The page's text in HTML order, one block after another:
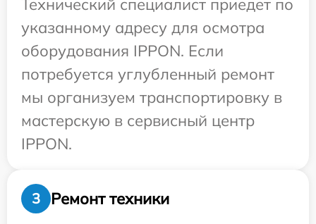
Технический специалист приедет по
указанному адресу для осмотра
оборудования IPPON. Если
потребуется углубленный ремонт
мы организуем транспортировку в
мастерскую в сервисный центр
IPPON.
3
Ремонт техники